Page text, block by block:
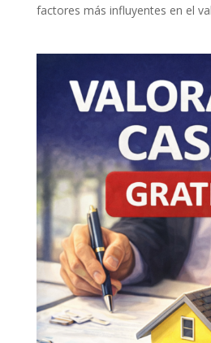
factores más influyentes en el